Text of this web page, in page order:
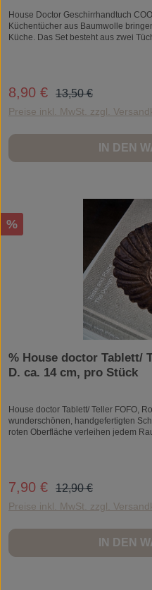
House Doctor Geschirrhandtuch COOK, Blau/Petrol l:
Küchentücher aus Baumwolle
Küche. Das Set besteht aus zwei
Materialen:
reinigenEAN: 5707644888371
Verkaufspreis:
8,90 € Regulärer Preis:
13,50 €
Preise inkl. MwSt. zzgl.
IN DEN
Rabatt
%
% House doctor Tablett/
D. ca. 14 cm, pro Stück
House doctor Tablett/ Teller FOFO, Rot
wunderschönen, handgefertigten
roten Oberfläche verleihen jedem
NutzungVerleihen Sie Ihrem
number: 203991110Auszeichnung:
Verkaufspreis:
7,90 € Regulärer Preis:
12,90 €
Preise inkl. MwSt. zzgl.
IN DEN